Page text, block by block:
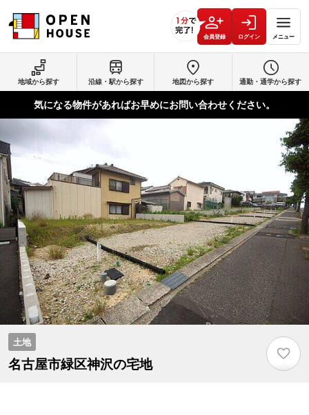
会員登録 ログイン メニュー
地域から探す 沿線・駅から探す 地図から探す 通勤・通学から探す
気になる物件があればお早めにお問い合わせください。
土地
名古屋市緑区神沢の宅地
♡